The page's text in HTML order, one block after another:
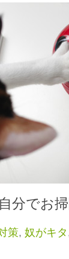
分でお
策, 奴がキタ